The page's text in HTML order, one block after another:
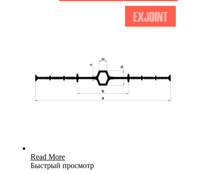
Read More
Быстрый просмотр